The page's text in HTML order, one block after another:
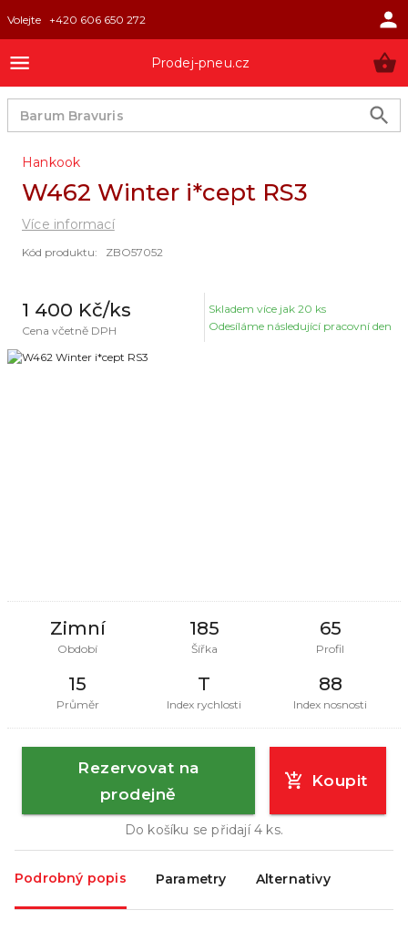
Volejte +420 606 650 272
Prodej-pneu.cz
Hankook
W462 Winter i*cept RS3
Kód produktu: ZBO57052
1 400 Kč/ks
Cena včetně DPH
Skladem více jak 20 ks
Odesíláme následující pracovní den
Zimní
Období
185
Šířka
65
Profil
15
Průměr
T
Index rychlosti
88
Index nosnosti
Více informací
Rezervovat na
prodejně
Koupit
Do košíku se přidají4 ks.
Podrobný popis Parametry Alternativy